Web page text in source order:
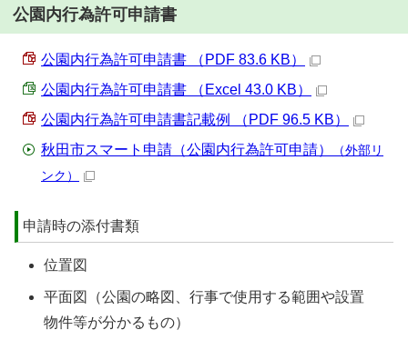
公園内行為許可申請書
公園内行為許可申請書 （PDF 83.6 KB）
公園内行為許可申請書 （Excel 43.0 KB）
公園内行為許可申請書記載例 （PDF 96.5 KB）
秋田市スマート申請（公園内行為許可申請）
（外部リ
ンク）
申請時の添付書類
位置図
平面図（公園の略図、行事で使用する範囲や設置
物件等が分かるもの）